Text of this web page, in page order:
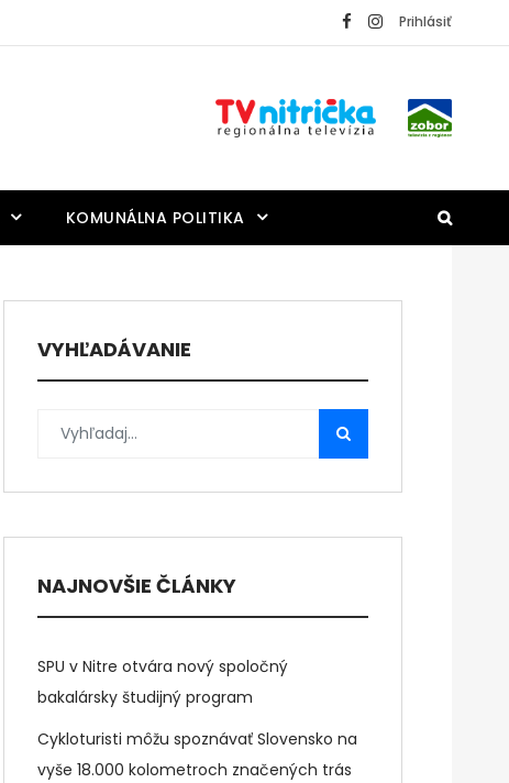
Prihlásiť
KOMUNÁLNA POLITIKA
VYHĽADÁVANIE
NAJNOVŠIE ČLÁNKY
SPU v Nitre otvára nový spoločný
bakalársky študijný program
Cykloturisti môžu spoznávať Slovensko na
vyše 18.000 kolometroch značených trás